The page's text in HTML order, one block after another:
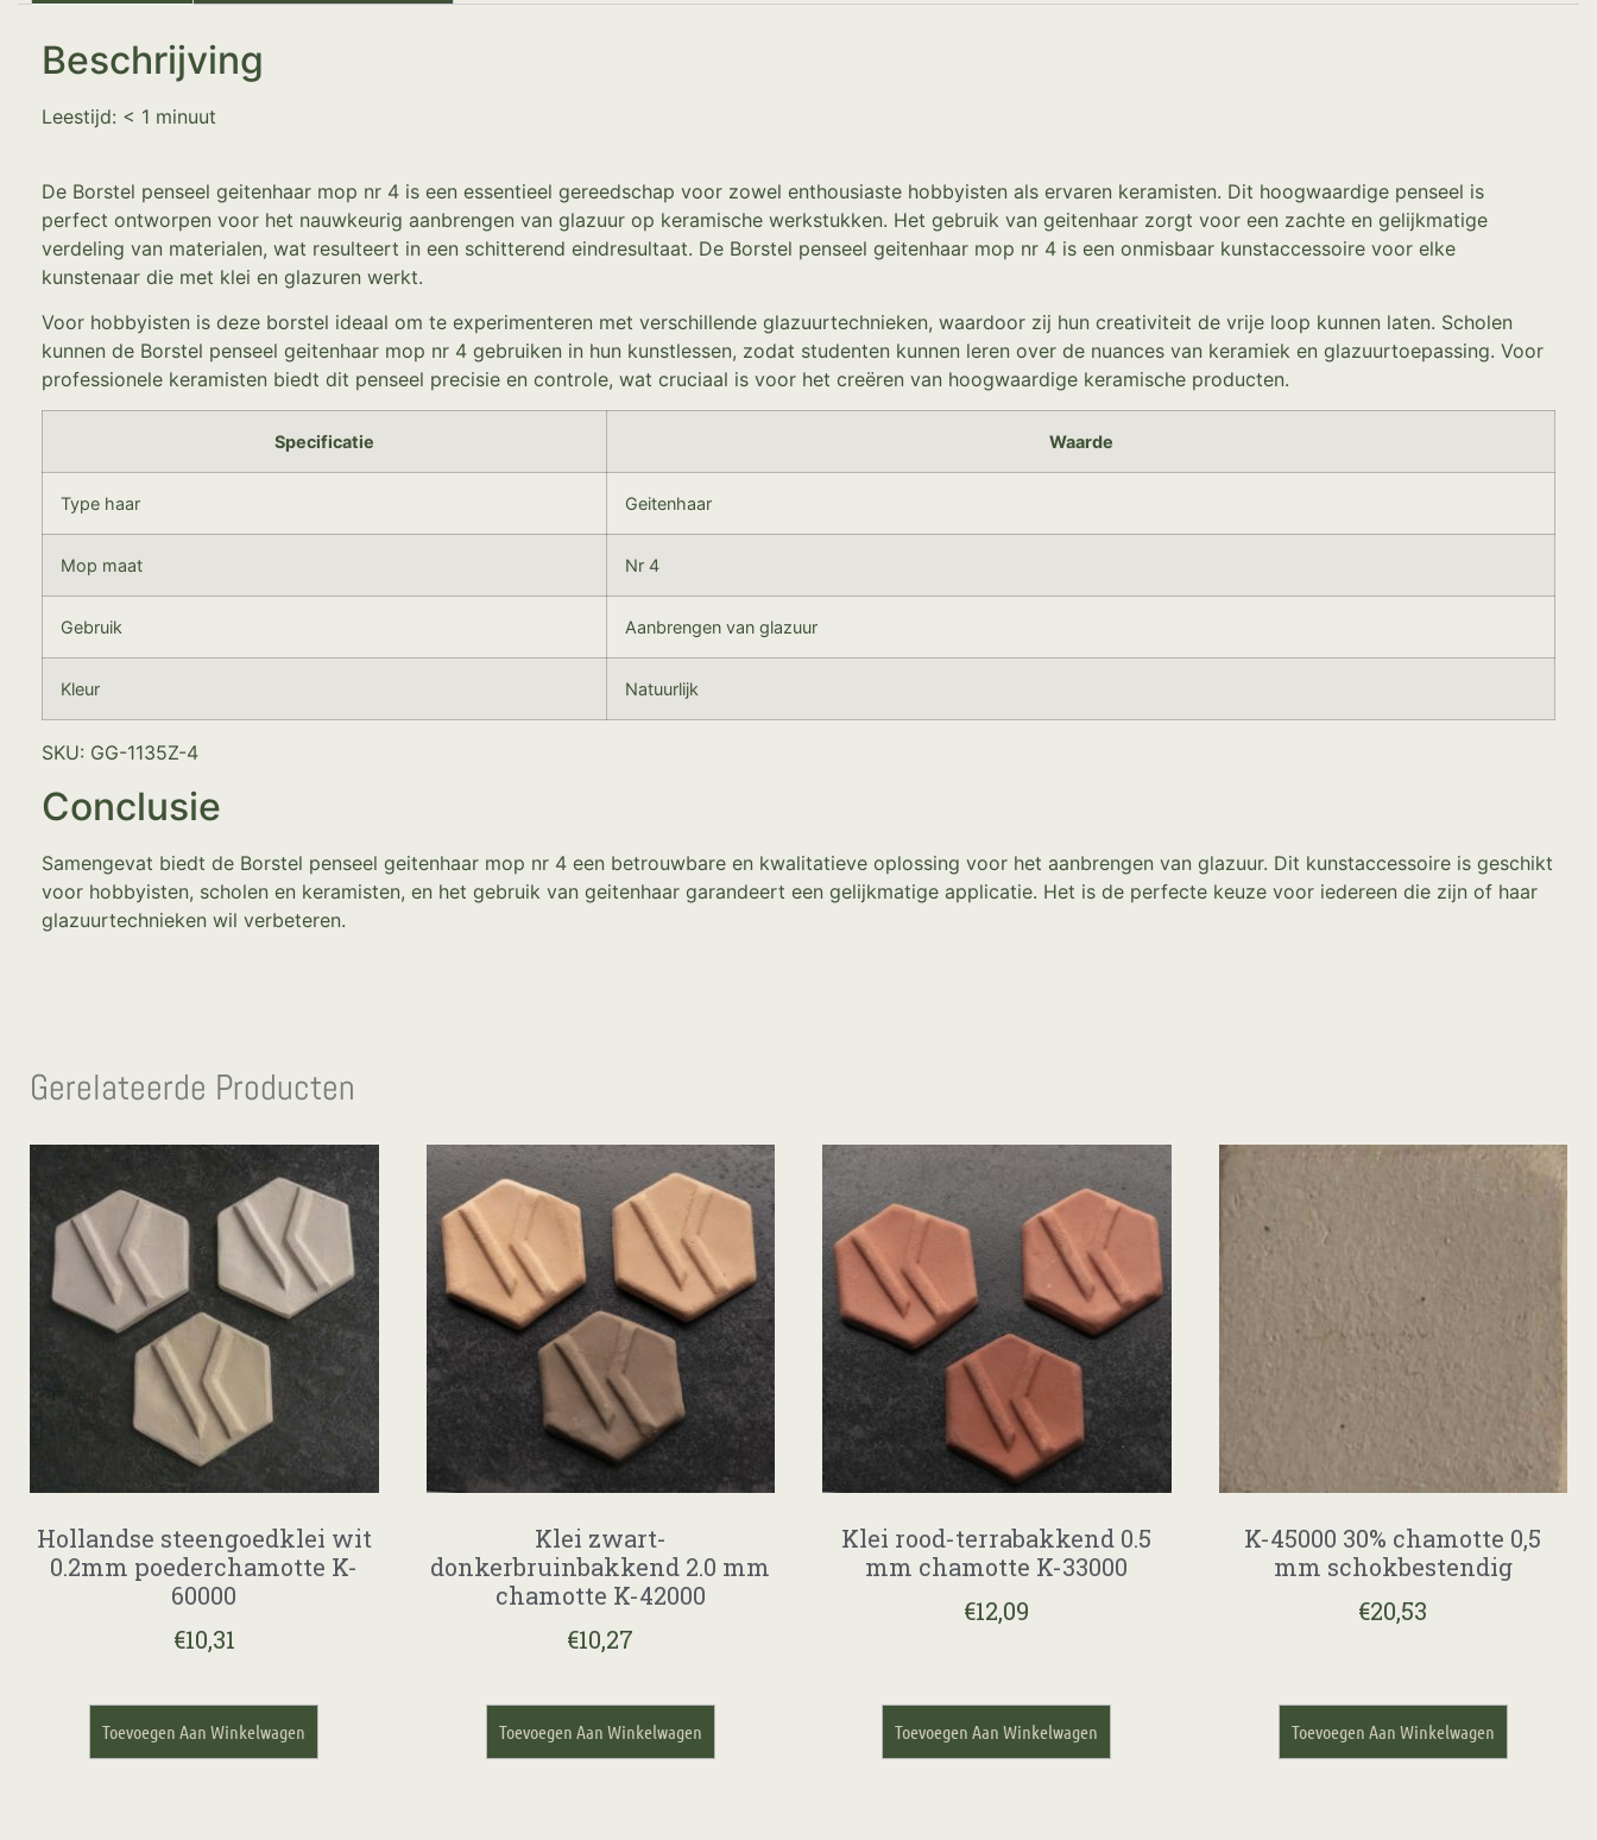
Beschrijving
Leestijd: < 1 minuut
De Borstel penseel geitenhaar mop nr 4 is een essentieel gereedschap voor zowel enthousiaste hobbyisten als ervaren keramisten. Dit hoogwaardige penseel is
perfect ontworpen voor het nauwkeurig aanbrengen van glazuur op keramische werkstukken. Het gebruik van geitenhaar zorgt voor een zachte en gelijkmatige
verdeling van materialen, wat resulteert in een schitterend eindresultaat. De Borstel penseel geitenhaar mop nr 4 is een onmisbaar kunstaccessoire voor elke
kunstenaar die met klei en glazuren werkt.
Voor hobbyisten is deze borstel ideaal om te experimenteren met verschillende glazuurtechnieken, waardoor zij hun creativiteit de vrije loop kunnen laten. Scholen
kunnen de Borstel penseel geitenhaar mop nr 4 gebruiken in hun kunstlessen, zodat studenten kunnen leren over de nuances van keramiek en glazuurtoepassing. Voor
professionele keramisten biedt dit penseel precisie en controle, wat cruciaal is voor het creëren van hoogwaardige keramische producten.
Specificatie Waarde
Type haar Geitenhaar
Mop maat Nr 4
Gebruik Aanbrengen van glazuur
Kleur Natuurlijk
SKU: GG-1135Z-4
Conclusie
Samengevat biedt de Borstel penseel geitenhaar mop nr 4 een betrouwbare en kwalitatieve oplossing voor het aanbrengen van glazuur. Dit kunstaccessoire is geschikt
voor hobbyisten, scholen en keramisten, en het gebruik van geitenhaar garandeert een gelijkmatige applicatie. Het is de perfecte keuze voor iedereen die zijn of haar
glazuurtechnieken wil verbeteren.
Gerelateerde Producten
Hollandse steengoedklei wit
0.2mm poederchamotte K-
60000
€10,31
Toevoegen Aan Winkelwagen
Klei zwart-
donkerbruinbakkend 2.0 mm
chamotte K-42000
€10,27
Toevoegen Aan Winkelwagen
Klei rood-terrabakkend 0.5
mm chamotte K-33000
€12,09
Toevoegen Aan Winkelwagen
K-45000 30% chamotte 0,5
mm schokbestendig
€20,53
Toevoegen Aan Winkelwagen